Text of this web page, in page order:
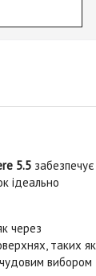
5.5 забезпечує
ідеально
через
таких як
чудовим вибором